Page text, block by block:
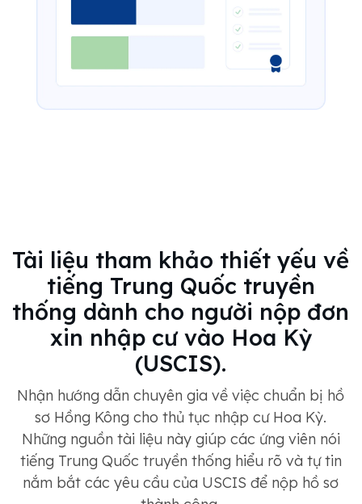
Tài liệu tham khảo thiết yếu về
tiếng Trung Quốc truyền
thống dành cho người nộp đơn
xin nhập cư vào Hoa Kỳ
(USCIS).
Nhận hướng dẫn chuyên gia về việc chuẩn bị hồ
sơ Hồng Kông cho thủ tục nhập cư Hoa Kỳ.
Những nguồn tài liệu này giúp các ứng viên nói
tiếng Trung Quốc truyền thống hiểu rõ và tự tin
nắm bắt các yêu cầu của USCIS để nộp hồ sơ